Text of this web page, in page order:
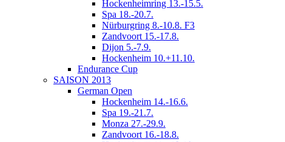
Hockenheimring 13.-15.5.
Spa 18.-20.7.
Nürburgring 8.-10.8. F3
Zandvoort 15.-17.8.
Dijon 5.-7.9.
Hockenheim 10.+11.10.
Endurance Cup
SAISON 2013
German Open
Hockenheim 14.-16.6.
Spa 19.-21.7.
Monza 27.-29.9.
Zandvoort 16.-18.8.